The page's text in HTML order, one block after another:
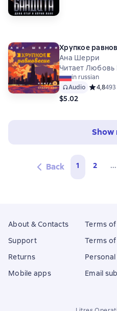
Хрупкое
Ана Шерри
Читает Любовь
in russian
Audio Средний
4,8493
$5.02
Show
Back 1 2 ...
About & Contacts
Support
Returns
Mobile apps
Terms of
Terms of
Email